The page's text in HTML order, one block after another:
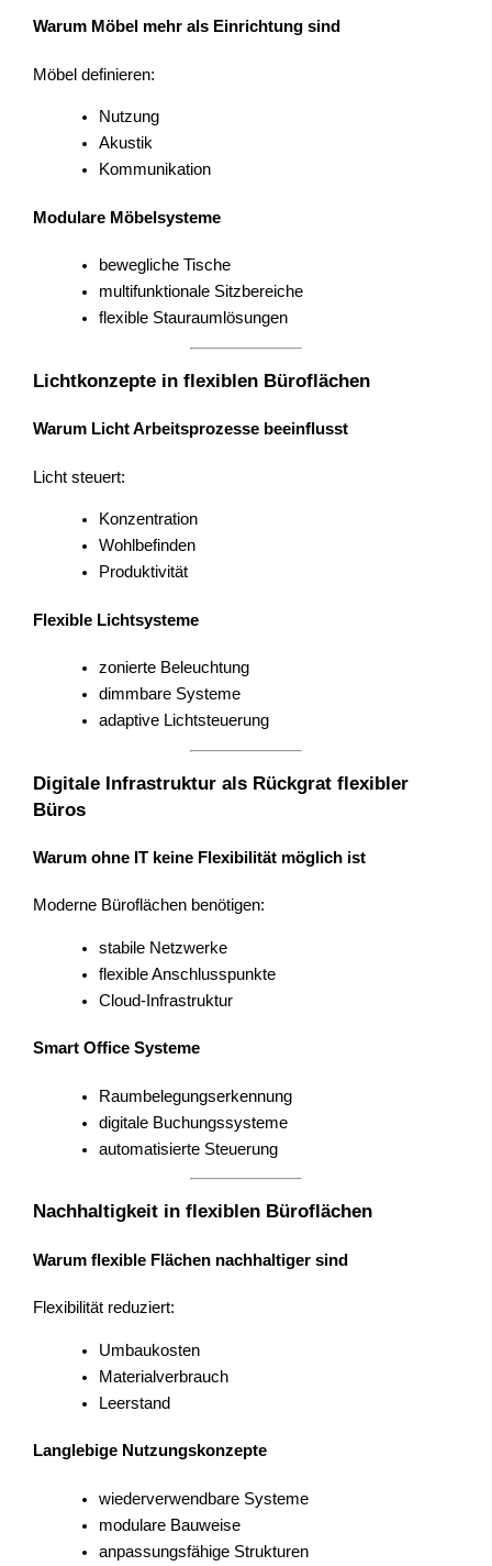
Warum Möbel mehr als Einrichtung sind
Möbel definieren:
Nutzung
Akustik
Kommunikation
Modulare Möbelsysteme
bewegliche Tische
multifunktionale Sitzbereiche
flexible Stauraumlösungen
Lichtkonzepte in flexiblen Büroflächen
Warum Licht Arbeitsprozesse beeinflusst
Licht steuert:
Konzentration
Wohlbefinden
Produktivität
Flexible Lichtsysteme
zonierte Beleuchtung
dimmbare Systeme
adaptive Lichtsteuerung
Digitale Infrastruktur als Rückgrat flexibler
Büros
Warum ohne IT keine Flexibilität möglich ist
Moderne Büroflächen benötigen:
stabile Netzwerke
flexible Anschlusspunkte
Cloud-Infrastruktur
Smart Office Systeme
Raumbelegungserkennung
digitale Buchungssysteme
automatisierte Steuerung
Nachhaltigkeit in flexiblen Büroflächen
Warum flexible Flächen nachhaltiger sind
Flexibilität reduziert:
Umbaukosten
Materialverbrauch
Leerstand
Langlebige Nutzungskonzepte
wiederverwendbare Systeme
modulare Bauweise
anpassungsfähige Strukturen